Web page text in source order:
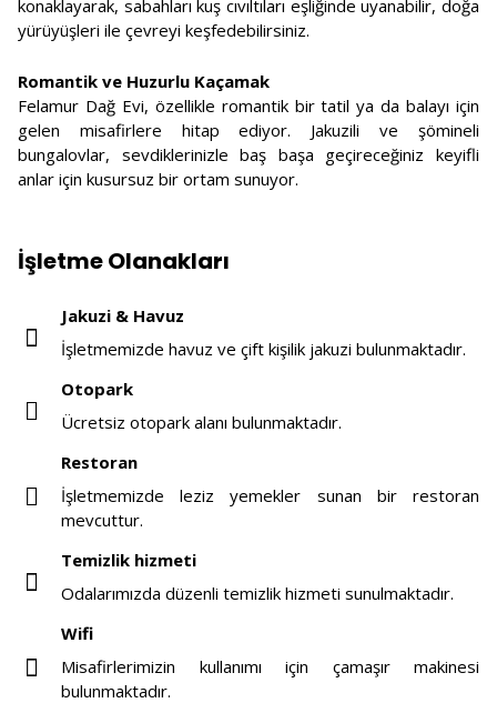
konaklayarak, sabahları kuş cıvıltıları eşliğinde uyanabilir, doğa
yürüyüşleri ile çevreyi keşfedebilirsiniz.
Romantik ve Huzurlu Kaçamak
Felamur Dağ Evi, özellikle romantik bir tatil ya da balayı için
gelen misafirlere hitap ediyor. Jakuzili ve şömineli
bungalovlar, sevdiklerinizle baş başa geçireceğiniz keyifli
anlar için kusursuz bir ortam sunuyor.
İşletme Olanakları
Jakuzi & Havuz
İşletmemizde havuz ve çift kişilik jakuzi bulunmaktadır.
Otopark
Ücretsiz otopark alanı bulunmaktadır.
Restoran
İşletmemizde leziz yemekler sunan bir restoran
mevcuttur.
Temizlik hizmeti
Odalarımızda düzenli temizlik hizmeti sunulmaktadır.
Wifi
Misafirlerimizin kullanımı için çamaşır makinesi
bulunmaktadır.